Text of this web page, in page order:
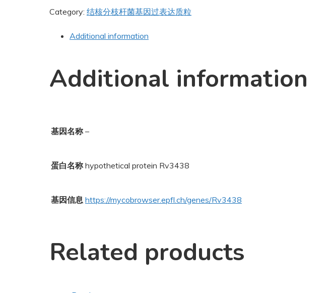
Category: 结核分枝杆菌基因过表达质粒
Additional information
Additional information
基因名称 –
蛋白名称 hypothetical protein Rv3438
基因信息 https://mycobrowser.epfl.ch/genes/Rv3438
Related products